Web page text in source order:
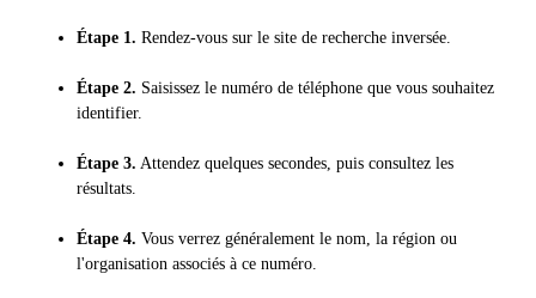
Étape 1. Rendez-vous sur le site de recherche inversée.
Étape 2. Saisissez le numéro de téléphone que vous souhaitez
identifier.
Étape 3. Attendez quelques secondes, puis consultez les
résultats.
Étape 4. Vous verrez généralement le nom, la région ou
l'organisation associés à ce numéro.